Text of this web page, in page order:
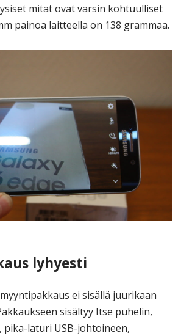
mitat ovat varsin kohtuulliset
painoa laitteella on 138 grammaa.
lyhyesti
myyntipakkaus ei sisällä juurikaan
sisältyy Itse puhelin,
pika-laturi USB-johtoineen,